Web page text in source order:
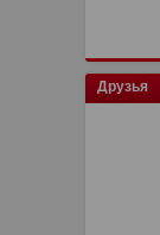
Друзья